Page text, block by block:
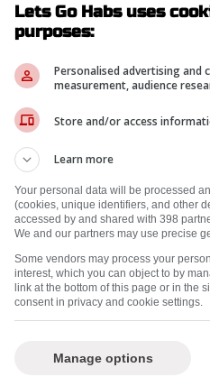
Twitter ...
de son voyage de
pris la décision de
les spéculations sur
Lets Go Habs uses
purposes:
Personalised advertising
measurement, audience
Store and/or access
Learn more
Your personal data will be processed
(cookies, unique identifiers, and other
accessed by and shared with 398
We and our partners may use precise
Some vendors may process your
interest, which you can object to by
link at the bottom of this page or in the
consent in privacy and cookie settings.
Manage options